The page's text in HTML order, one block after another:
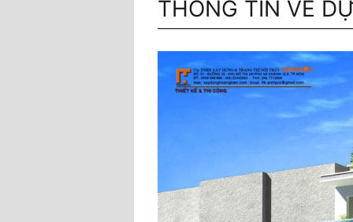
THÔNG TIN VỀ